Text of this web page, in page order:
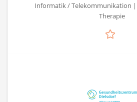
Informatik / Telekommunikation
Therapie